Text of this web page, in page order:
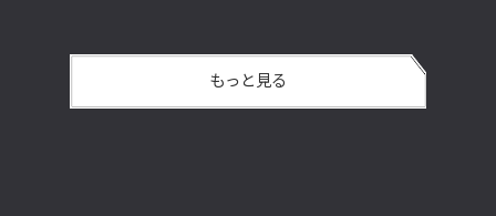
もっと見る